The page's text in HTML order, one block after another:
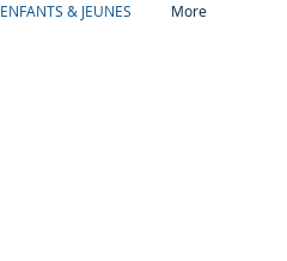
ENFANTS & JEUNES More